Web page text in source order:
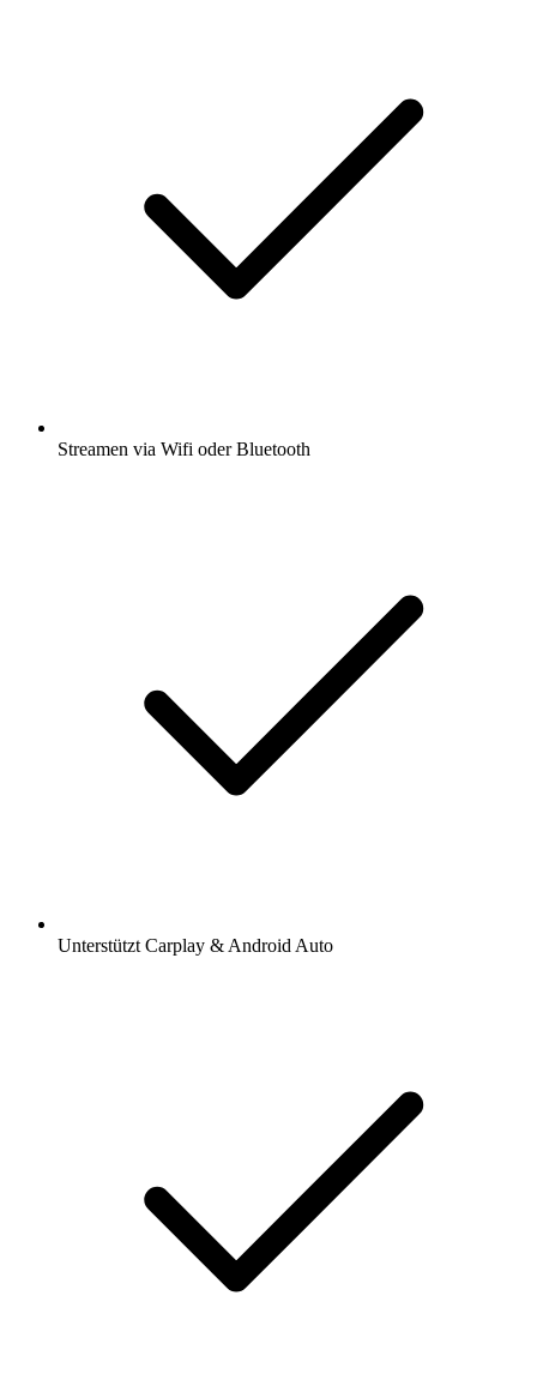
Streamen via Wifi oder Bluetooth
Unterstützt Carplay & Android Auto